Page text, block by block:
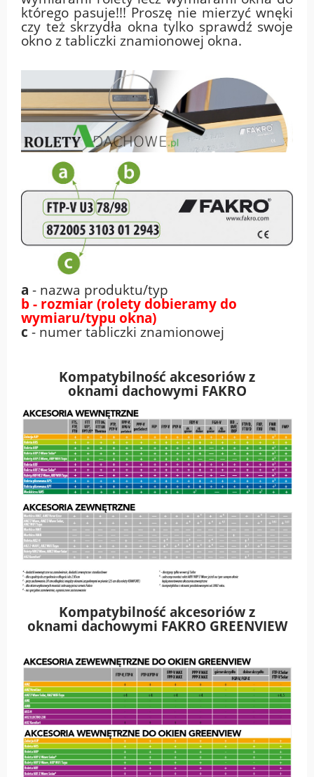
którego pasuje!!! Proszę nie mierzyć wnęki
czy też skrzydła okna tylko sprawdź swoje
okno z tabliczki znamionowej okna.
a - nazwa produktu/typ
b - rozmiar (rolety dobieramy do
wymiaru/typu okna)
c - numer tabliczki znamionowej
Kompatybilność akcesoriów z
oknami dachowymi FAKRO
Kompatybilność akcesoriów z
oknami dachowymi FAKRO GREENVIEW